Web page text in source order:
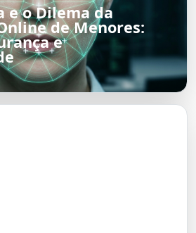
e o Dilema da
de Menores:
e